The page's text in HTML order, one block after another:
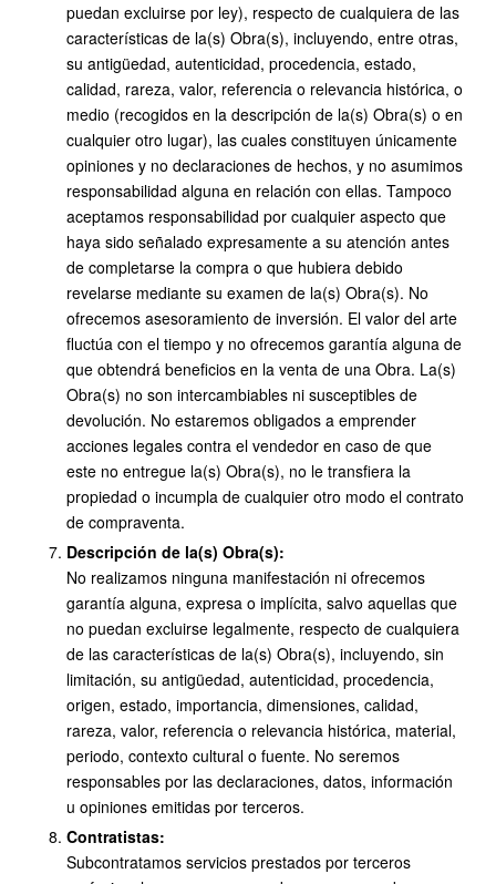
puedan excluirse por ley), respecto de cualquiera de las
características de la(s) Obra(s), incluyendo, entre otras,
su antigüedad, autenticidad, procedencia, estado,
calidad, rareza, valor, referencia o relevancia histórica, o
medio (recogidos en la descripción de la(s) Obra(s) o en
cualquier otro lugar), las cuales constituyen únicamente
opiniones y no declaraciones de hechos, y no asumimos
responsabilidad alguna en relación con ellas. Tampoco
aceptamos responsabilidad por cualquier aspecto que
haya sido señalado expresamente a su atención antes
de completarse la compra o que hubiera debido
revelarse mediante su examen de la(s) Obra(s). No
ofrecemos asesoramiento de inversión. El valor del arte
fluctúa con el tiempo y no ofrecemos garantía alguna de
que obtendrá beneficios en la venta de una Obra. La(s)
Obra(s) no son intercambiables ni susceptibles de
devolución. No estaremos obligados a emprender
acciones legales contra el vendedor en caso de que
este no entregue la(s) Obra(s), no le transfiera la
propiedad o incumpla de cualquier otro modo el contrato
de compraventa.
Descripción de la(s) Obra(s):
No realizamos ninguna manifestación ni ofrecemos
garantía alguna, expresa o implícita, salvo aquellas que
no puedan excluirse legalmente, respecto de cualquiera
de las características de la(s) Obra(s), incluyendo, sin
limitación, su antigüedad, autenticidad, procedencia,
origen, estado, importancia, dimensiones, calidad,
rareza, valor, referencia o relevancia histórica, material,
periodo, contexto cultural o fuente. No seremos
responsables por las declaraciones, datos, información
u opiniones emitidas por terceros.
Contratistas:
Subcontratamos servicios prestados por terceros